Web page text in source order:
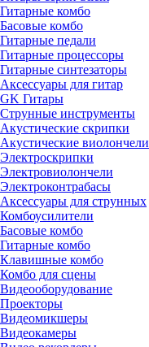
Гитарные комбо
Басовые комбо
Гитарные педали
Гитарные процессоры
Гитарные синтезаторы
Аксессуары для гитар
GK Гитары
Струнные инструменты
Акустические скрипки
Акустические виолончели
Электроскрипки
Электровиолончели
Электроконтрабасы
Аксессуары для струнных
Комбоусилители
Басовые комбо
Гитарные комбо
Клавишные комбо
Комбо для сцены
Видеооборудование
Проекторы
Видеомикшеры
Видеокамеры